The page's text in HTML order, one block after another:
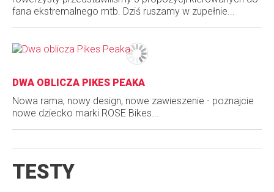
fana ekstremalnego mtb. Dziś ruszamy w zupełnie...
DWA OBLICZA PIKES PEAKA
Nowa rama, nowy design, nowe zawieszenie - poznajcie
nowe dziecko marki ROSE Bikes...
TESTY